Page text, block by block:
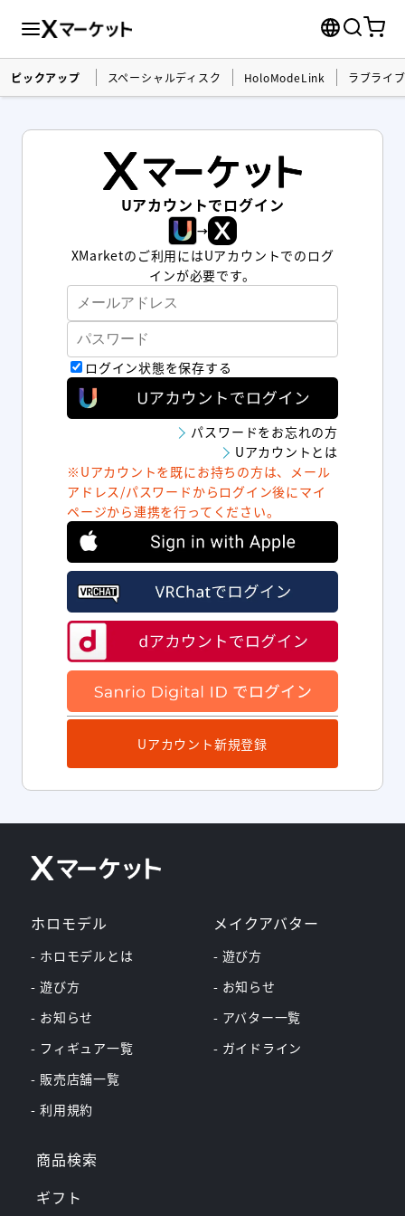
ピックアップ スペーシャルディスク HoloModeLink ラブライ
Uアカウントでログイン
→
XMarketのご利用にはUアカウントでのログ
インが必要です。
ログイン状態を保存する
パスワードをお忘れの方
Uアカウントとは
※Uアカウントを既にお持ちの方は、メール
アドレス/パスワードからログイン後にマイ
ページから連携を行ってください。
Uアカウント新規登録
ホロモデル
- ホロモデルとは
- 遊び方
- お知らせ
- フィギュア一覧
- 販売店舗一覧
- 利用規約
メイクアバター
- 遊び方
- お知らせ
- アバター一覧
- ガイドライン
商品検索
ギフト